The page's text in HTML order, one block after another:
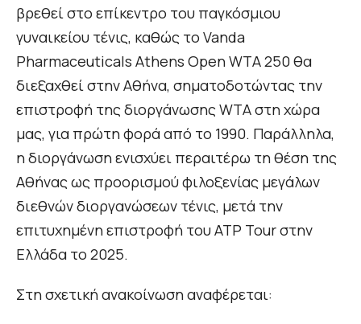
βρεθεί στο επίκεντρο του παγκόσμιου
γυναικείου τένις, καθώς το Vanda
Pharmaceuticals Athens Open WTA 250 θα
διεξαχθεί στην Αθήνα, σηματοδοτώντας την
επιστροφή της διοργάνωσης WTA στη χώρα
μας, για πρώτη φορά από το 1990. Παράλληλα,
η διοργάνωση ενισχύει περαιτέρω τη θέση της
Αθήνας ως προορισμού φιλοξενίας μεγάλων
διεθνών διοργανώσεων τένις, μετά την
επιτυχημένη επιστροφή του ATP Tour στην
Ελλάδα το 2025.
Στη σχετική ανακοίνωση αναφέρεται: